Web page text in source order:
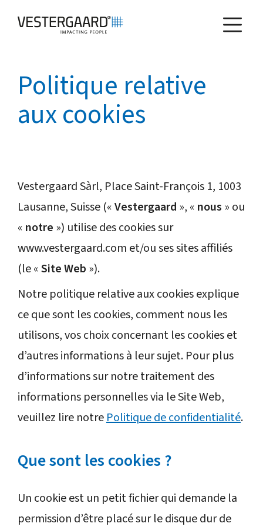
Health
Agriculture
Comment nous travaillons
Actualités et rapports
Nous contacter
Rechercher
Changer de région
Politique relative
aux cookies
Vestergaard Sàrl, Place Saint-François 1, 1003
Lausanne, Suisse («Vestergaard », « nous » ou
« notre ») utilise des cookies sur
www.vestergaard.com et/ou ses sites affiliés
(le «Site Web »).
Notre politique relative aux cookies explique
ce que sont les cookies, comment nous les
utilisons, vos choix concernant les cookies et
d’autres informations à leur sujet. Pour plus
d’informations sur notre traitement des
informations personnelles via le Site Web,
veuillez lire notrePolitique de confidentialité.
Que sont les cookies ?
Un cookie est un petit fichier qui demande la
permission d’être placé sur le disque dur de